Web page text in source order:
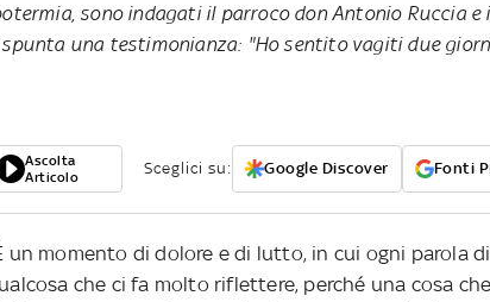
sono indagati il parroco don Antonio Ruccia e
spunta una testimonianza: "Ho sentito vagiti due
Ascolta
Articolo
Sceglici su: Google Discover Fonti
un momento di dolore e di lutto, in cui ogni parola
che ci fa molto riflettere, perché una cosa